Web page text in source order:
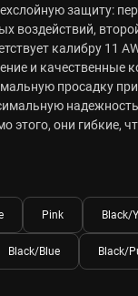
защиту:
воздействий,
калибру 11
и качественные
просадку при
этого, они гибкие,
Pink Black/
Black/Blue Black/